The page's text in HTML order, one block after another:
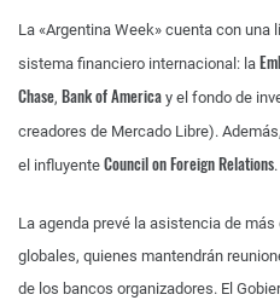
La «Argentina Week» cuenta con una
sistema financiero internacional: la
Chase, Bank of America y el fondo de
creadores de Mercado Libre).
el influyente Council on Foreign Relations.
La agenda prevé la asistencia de más
globales, quienes mantendrán
de los bancos organizadores. El